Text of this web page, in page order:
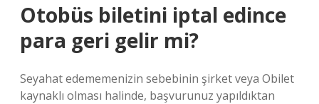
Otobüs biletini iptal edince
para geri gelir mi?
Seyahat edememenizin sebebinin şirket veya Obilet
kaynaklı olması halinde, başvurunuz yapıldıktan